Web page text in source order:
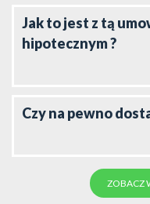
Jak to jest z tą
hipotecznym ?
Czy na pewno
ZOBACZ